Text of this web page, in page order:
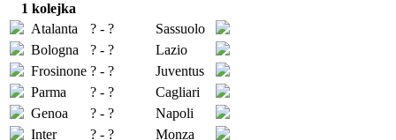
1 kolejka
Atalanta
? - ?
Sassuolo
Bologna
? - ?
Lazio
Frosinone ? - ?
Juventus
Parma
? - ?
Cagliari
Genoa
? - ?
Napoli
Inter
? - ?
Monza